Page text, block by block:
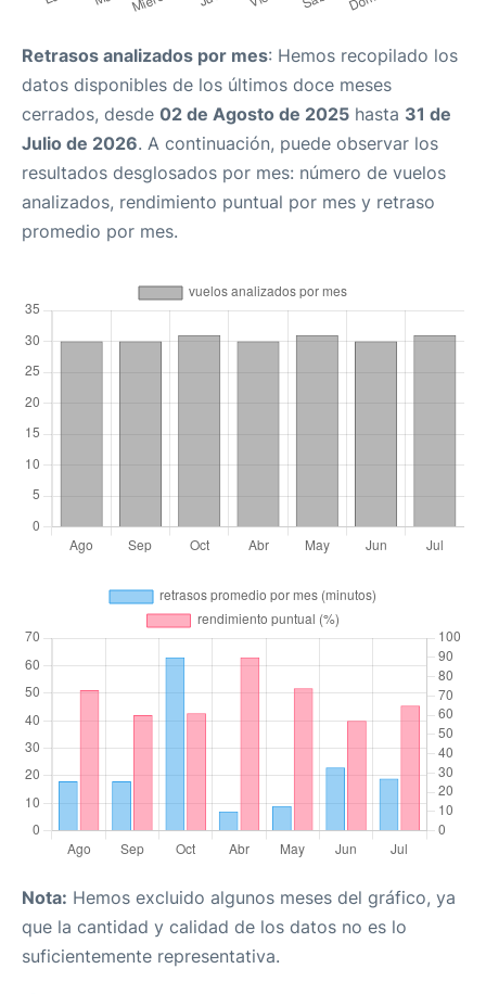
Retrasos analizados por mes: Hemos recopilado los
datos disponibles de los últimos doce meses
cerrados, desde 02 de Agosto de 2025 hasta 31 de
Julio de 2026. A continuación, puede observar los
resultados desglosados por mes: número de vuelos
analizados, rendimiento puntual por mes y retraso
promedio por mes.
Nota: Hemos excluido algunos meses del gráfico, ya
que la cantidad y calidad de los datos no es lo
suficientemente representativa.